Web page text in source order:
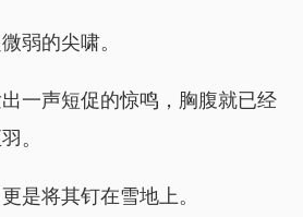
弱的尖啸。
一声短促的惊鸣，胸腹就已经
。
是将其钉在雪地上。